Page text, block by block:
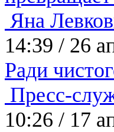
Яна
14:39 / 26
Ради
Пресс-
10:26 / 17